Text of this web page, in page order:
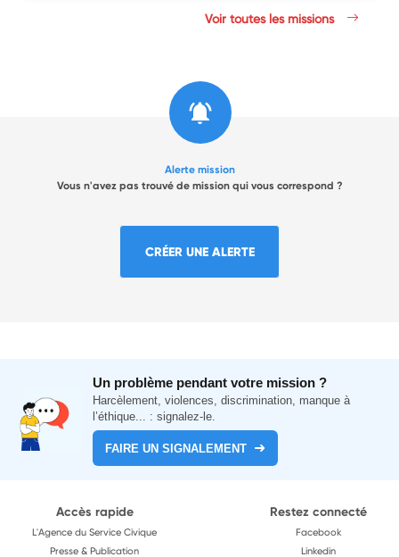
Voir toutes les missions
Alerte mission
Vous n'avez pas trouvé de mission qui vous correspond ?
CRÉER UNE ALERTE
Un problème pendant votre mission ?
Harcèlement, violences, discrimination, manque à
l’éthique... : signalez-le.
FAIRE UN SIGNALEMENT
Accès rapide
L'Agence du Service Civique
Presse & Publication
Restez connecté
Facebook
Linkedin